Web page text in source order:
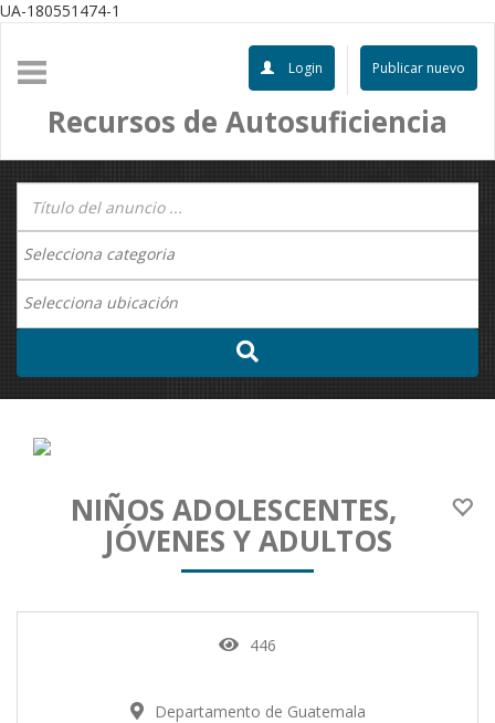
UA-180551474-1
Publicar nuevo
Login
Recursos de Autosuficiencia
NIÑOS ADOLESCENTES,
JÓVENES Y ADULTOS
446
Departamento de Guatemala